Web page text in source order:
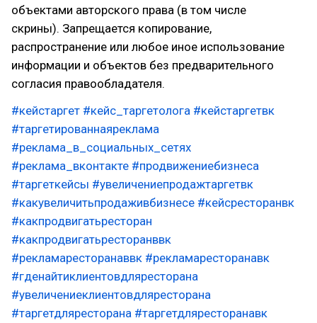
объектами авторского права (в том числе
скрины). Запрещается копирование,
распространение или любое иное использование
информации и объектов без предварительного
согласия правообладателя.
#кейстаргет #кейс_таргетолога #кейстаргетвк
#таргетированнаяреклама
#реклама_в_социальных_сетях
#реклама_вконтакте #продвижениебизнеса
#таргеткейсы #увеличениепродажтаргетвк
#какувеличитьпродаживбизнесе #кейсресторанвк
#какпродвигатьресторан
#какпродвигатьресторанввк
#рекламаресторанаввк #рекламаресторанавк
#гденайтиклиентовдляресторана
#увеличениеклиентовдляресторана
#таргетдляресторана #таргетдляресторанавк